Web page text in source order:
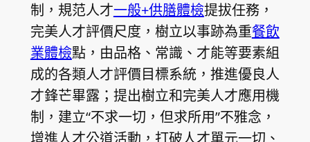
制，規范人才一般+供膳體檢提拔任務，
完美人才評價尺度，樹立以事跡為重餐飲
業體檢點，由品格、常識、才能等要素組
成的各類人才評價目標系統，推進優良人
才鋒芒畢露；提出樹立和完美人才應用機
制，建立“不求一切，但求所用”不雅念，